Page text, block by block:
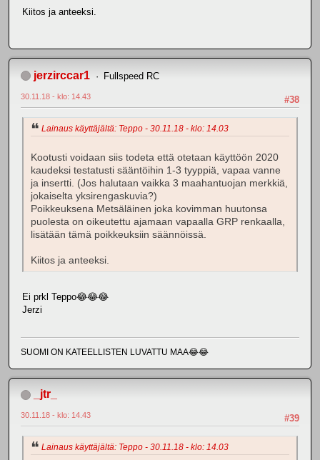
Kiitos ja anteeksi.
jerzirccar1 Fullspeed RC
#38
30.11.18 - klo: 14.43
Lainaus käyttäjältä: Teppo - 30.11.18 - klo: 14.03
Kootusti voidaan siis todeta että otetaan käyttöön 2020
kaudeksi testatusti sääntöihin 1-3 tyyppiä, vapaa vanne
ja insertti. (Jos halutaan vaikka 3 maahantuojan merkkiä,
jokaiselta yksirengaskuvia?)
Poikkeuksena Metsäläinen joka kovimman huutonsa
puolesta on oikeutettu ajamaan vapaalla GRP renkaalla,
lisätään tämä poikkeuksiin säännöissä.
Kiitos ja anteeksi.
Ei prkl Teppo😂😂😂
Jerzi
SUOMI ON KATEELLISTEN LUVATTU MAA😂😂
_jtr_
#39
30.11.18 - klo: 14.43
Lainaus käyttäjältä: Teppo - 30.11.18 - klo: 14.03